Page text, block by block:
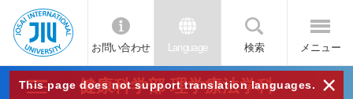
JIU
お問い合わせ Language 検索 メニュー
This page does not support translation languages. ×
健康科学部 理学療法学科